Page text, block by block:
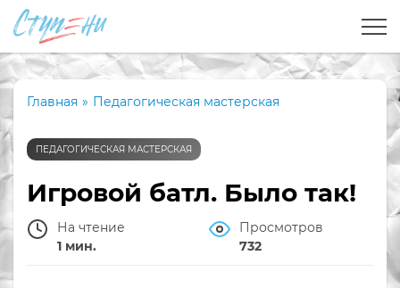
Главная » Педагогическая мастерская
ПЕДАГОГИЧЕСКАЯ МАСТЕРСКАЯ
Игровой батл. Было так!
На чтение
1 мин.
Просмотров
732